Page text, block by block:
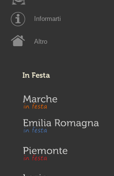
Informarti
Altro
In Festa